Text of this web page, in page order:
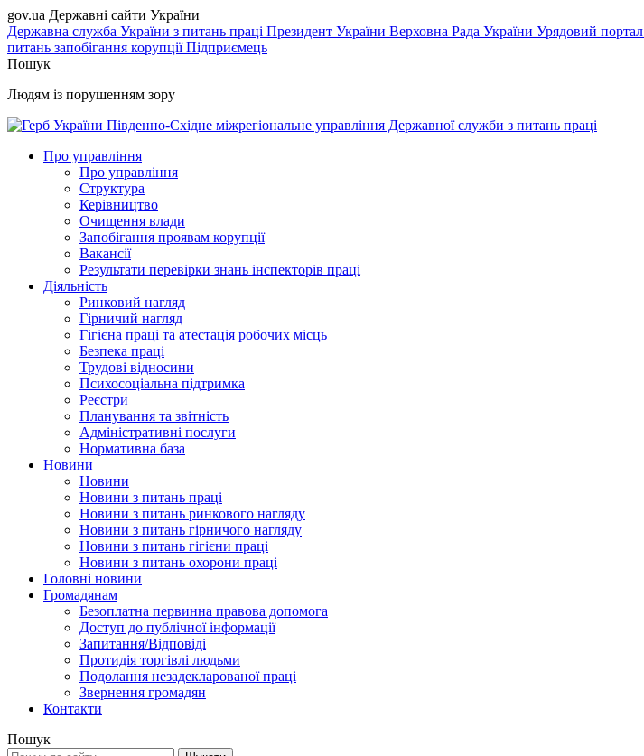
gov.ua Державні сайти України
Державна служба України з питань праці Президент України Верховна Рада України Урядовий портал
питань запобігання корупціїПідприємець
Пошук
Людям із порушенням зору
Південно-Східне міжрегіональне управління Державної служби з питань праці
Про управління
Про управління
Структура
Керівництво
Очищення влади
Запобігання проявам корупції
Вакансії
Результати перевірки знань інспекторів праці
Діяльність
Ринковий нагляд
Гірничий нагляд
Гігієна праці та атестація робочих місць
Безпека праці
Трудові відносини
Психосоціальна підтримка
Реєстри
Планування та звітність
Адміністративні послуги
Нормативна база
Новини
Новини
Новини з питань праці
Новини з питань ринкового нагляду
Новини з питань гірничого нагляду
Новини з питань гігієни праці
Новини з питань охорони праці
Головні новини
Громадянам
Безоплатна первинна правова допомога
Доступ до публічної інформації
Запитання/Відповіді
Протидія торгівлі людьми
Подолання незадекларованої праці
Звернення громадян
Контакти
Пошук